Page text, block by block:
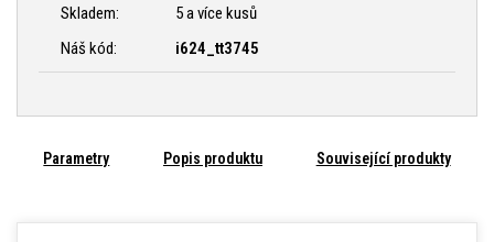
Skladem:
5 a více kusů
Náš kód:
i624_tt3745
Parametry Popis produktu Související produkty